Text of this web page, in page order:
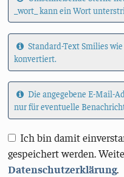
_wort_ kann ein Wort
Standard-Text Smilies
konvertiert.
Die angegebene E-Mail-
nur für eventuelle
Ich bin damit
gespeichert werden.
Datenschutzerklärung.